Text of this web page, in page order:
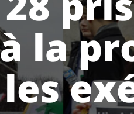
la